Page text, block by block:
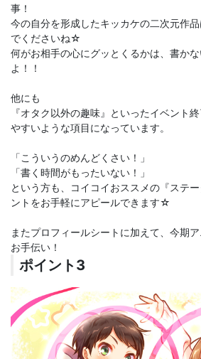
事！
今の自分を形成したキッカケの二次元作
でくださいね☆
何がお相手の心にグッとくるかは、書か
よ！！
他にも
『オタク以外の趣味』といったイベント
やすいような項目になっています。
「こういうのめんどくさい！」
「書く時間がもったいない！」
という方も、コイコイおススメの『ステ
ントをお手軽にアピールできます☆
またプロフィールシートに加えて、今期
お手伝い！
ポイント3